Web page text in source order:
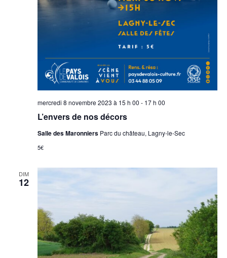
L’envers de nos décors
mercredi 8 novembre 2023 à 15 h 00 - 17 h 00
Salle des Maronniers Parc du château, Lagny-le-Sec
5€
DIM
12